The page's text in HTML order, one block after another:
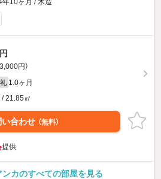
年10ヶ月 / 木造
円）
礼 1.0ヶ月
21.85㎡
い合わせ （無料）
提供
カのすべての部屋を見る